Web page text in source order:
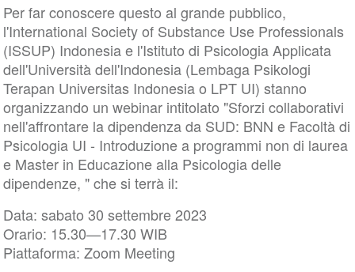
Per far conoscere questo al grande pubblico,
l'International Society of Substance Use Professionals
(ISSUP) Indonesia e l'Istituto di Psicologia Applicata
dell'Università dell'Indonesia (Lembaga Psikologi
Terapan Universitas Indonesia o LPT UI) stanno
organizzando un webinar intitolato "Sforzi collaborativi
nell'affrontare la dipendenza da SUD: BNN e Facoltà di
Psicologia UI - Introduzione a programmi non di laurea
e Master in Educazione alla Psicologia delle
dipendenze, " che si terrà il:
Data: sabato 30 settembre 2023
Orario: 15.30—17.30 WIB
Piattaforma: Zoom Meeting